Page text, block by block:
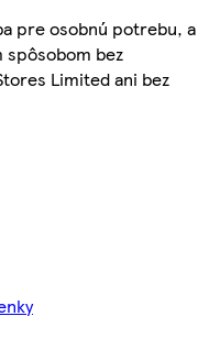
pre osobnú potrebu, a
spôsobom bez
Limited ani bez